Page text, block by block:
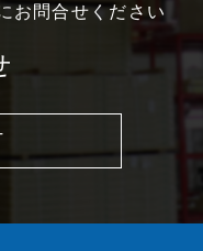
お問合せください